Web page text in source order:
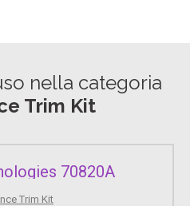
nella categoria
Trim Kit
70820A
Trim Kit